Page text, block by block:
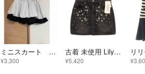
ミニスカート リリーブラウン
¥3,300
古着 未使用 Lily Brown リリーブラウン ミニ丈 ビジュー付き デニムスカート 1 ブラック レディース
¥5,420